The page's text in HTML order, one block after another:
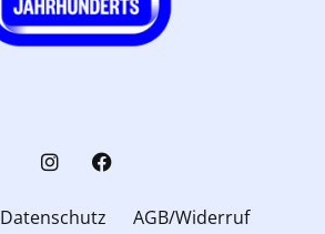
Datenschutz
AGB/Widerruf